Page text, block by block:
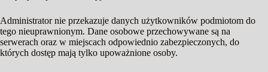
Administrator nie przekazuje danych użytkowników podmiotom do
tego nieuprawnionym. Dane osobowe przechowywane są na
serwerach oraz w miejscach odpowiednio zabezpieczonych, do
których dostęp mają tylko upoważnione osoby.